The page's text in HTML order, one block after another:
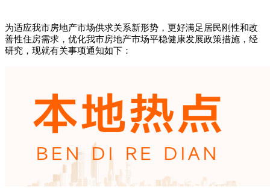
为适应我市房地产市场供求关系新形势，更好满足居民刚性和改
善性住房需求，优化我市房地产市场平稳健康发展政策措施，经
研究，现就有关事项通知如下：